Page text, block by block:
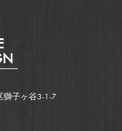
獅子ヶ谷3-1-7